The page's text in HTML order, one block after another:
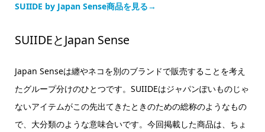
SUIIDE by Japan Sense商品を見る→
SUIIDEとJapan Sense
Japan Senseは纏やネコを別のブランドで販売することを考え
たグループ分けのひとつです。SUIIDEはジャパンぽいものじゃ
ないアイテムがこの先出てきたときのための総称のようなもの
で、大分類のような意味合いです。今回掲載した商品は、ちょ